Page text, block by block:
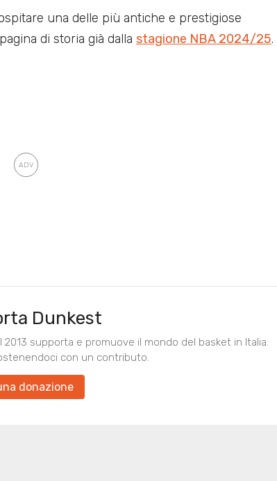
una delle più antiche e prestigiose
di storia già dalla stagione NBA 2024/25.
Dunkest
supporta e promuove il mondo del basket in Italia.
con un contributo.
donazione